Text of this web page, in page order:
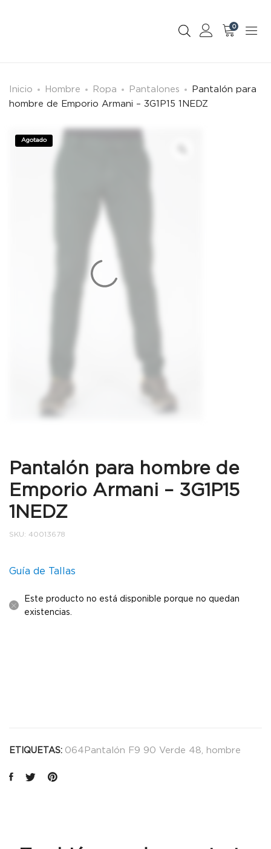
0
Inicio Hombre Ropa Pantalones
Pantalón para
hombre de Emporio Armani – 3G1P15 1NEDZ
Agotado
Pantalón para hombre de
Emporio Armani – 3G1P15
1NEDZ
SKU: 40013678
Guía de Tallas
Este producto no está disponible porque no quedan
existencias.
ETIQUETAS: 064Pantalón F9 90 Verde 48 hombre